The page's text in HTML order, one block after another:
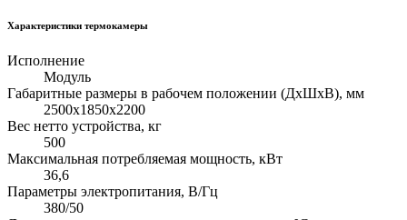
Характеристики термокамеры
Исполнение
Модуль
Габаритные размеры в рабочем положении (ДхШхВ), мм
2500х1850х2200
Вес нетто устройства, кг
500
Максимальная потребляемая мощность, кВт
36,6
Параметры электропитания, В/Гц
380/50